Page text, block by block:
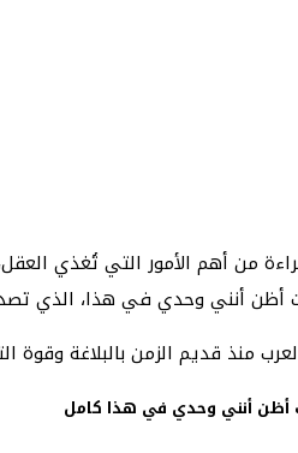
من أهم الأمور التي تُغذي
أظن أنني وحدي في هذا، الذي تصدر
منذ قديم الزمن بالبلاغة وقوة
أظن أنني وحدي في هذا كامل